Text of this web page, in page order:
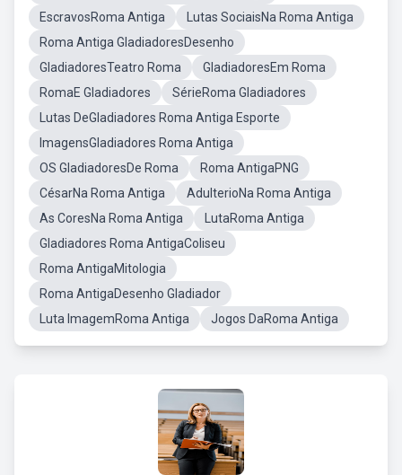
EscravosRoma Antiga
Lutas SociaisNa Roma Antiga
Roma Antiga GladiadoresDesenho
GladiadoresTeatro Roma
GladiadoresEm Roma
RomaE Gladiadores
SérieRoma Gladiadores
Lutas DeGladiadores Roma Antiga Esporte
ImagensGladiadores Roma Antiga
OS GladiadoresDe Roma
Roma AntigaPNG
CésarNa Roma Antiga
AdulterioNa Roma Antiga
As CoresNa Roma Antiga
LutaRoma Antiga
Gladiadores Roma AntigaColiseu
Roma AntigaMitologia
Roma AntigaDesenho Gladiador
Luta ImagemRoma Antiga
Jogos DaRoma Antiga